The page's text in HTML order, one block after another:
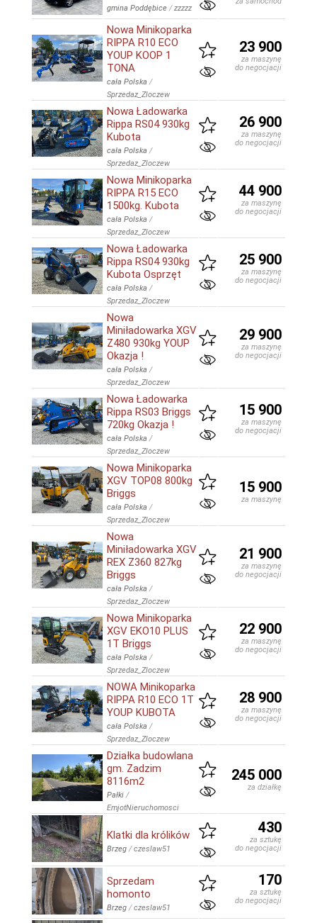
gmina Poddębice /zzzzz
Nowa Minikoparka
RIPPA R10 ECO
YOUP KOOP 1
TONA
cała Polska /
Sprzedaz_Zloczew
23 900
za maszynę
do negocjacji
Nowa Ładowarka
Rippa RS04 930kg
Kubota
cała Polska /
Sprzedaz_Zloczew
26 900
za maszynę
do negocjacji
Nowa Minikoparka
RIPPA R15 ECO
1500kg. Kubota
cała Polska /
Sprzedaz_Zloczew
44 900
za maszynę
do negocjacji
Nowa Ładowarka
Rippa RS04 930kg
Kubota Osprzęt
cała Polska /
Sprzedaz_Zloczew
25 900
za maszynę
do negocjacji
Nowa
Miniładowarka XGV
Z480 930kg YOUP
Okazja !
cała Polska /
Sprzedaz_Zloczew
29 900
za maszynę
do negocjacji
Nowa Ładowarka
Rippa RS03 Briggs
720kg Okazja !
cała Polska /
Sprzedaz_Zloczew
15 900
za maszynę
do negocjacji
Nowa Minikoparka
XGV TOP08 800kg
Briggs
cała Polska /
Sprzedaz_Zloczew
15 900
za maszynę
Nowa
Miniładowarka XGV
REX Z360 827kg
Briggs
cała Polska /
Sprzedaz_Zloczew
21 900
za maszynę
do negocjacji
Nowa Minikoparka
XGV EKO10 PLUS
1T Briggs
cała Polska /
Sprzedaz_Zloczew
22 900
za maszynę
do negocjacji
NOWA Minikoparka
RIPPA R10 ECO 1T
YOUP KUBOTA
cała Polska /
Sprzedaz_Zloczew
28 900
za maszynę
do negocjacji
Działka budowlana
gm. Zadzim
8116m2
Pałki /
EmjotNieruchomosci
245 000
za działkę
Klatki dla królików
Brzeg /czeslaw51
430
za sztukę
do negocjacji
Sprzedam
homonto
Brzeg /czeslaw51
170
za sztukę
do negocjacji